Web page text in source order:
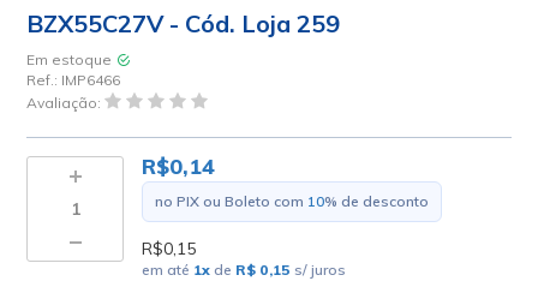
BZX55C27V - Cód. Loja 259
Em estoque
Ref.: IMP6466
Avaliação:
R$0,14
no PIX ou Boleto com 10% de desconto
R$0,15
em até 1x de R$ 0,15 s/ juros